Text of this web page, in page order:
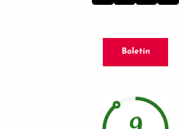
Boletín